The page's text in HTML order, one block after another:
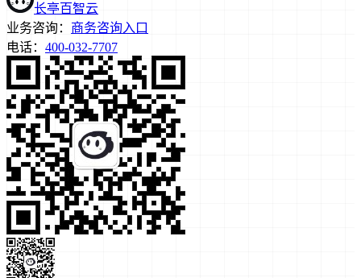
长亭百智云
业务咨询： 商务咨询入口
电话： 400-032-7707